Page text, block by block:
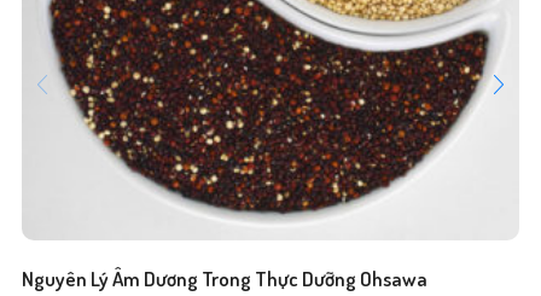
Nguyên Lý Âm Dương Trong Thực Dưỡng Ohsawa